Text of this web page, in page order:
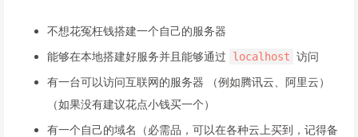
不想花冤枉钱搭建一个自己的服务器
能够在本地搭建好服务并且能够通过
localhost 访问
有一台可以访问互联网的服务器 （例如腾讯云、阿里云）
（如果没有建议花点小钱买一个）
有一个自己的域名（必需品，可以在各种云上买到，记得备